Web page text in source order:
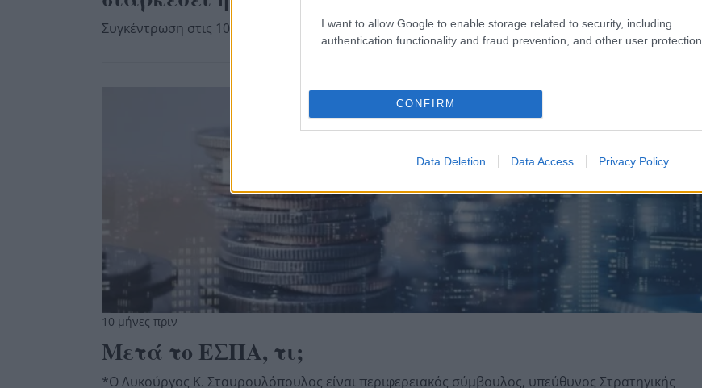
I want to allow Google to enable storage related to security, including
authentication functionality and fraud prevention, and other user protection.
CONFIRM
Data Deletion Data Access Privacy Policy
Συγκέντρωση στις 10:00 στη Λεωφόρο Αθηνών με τα οχήματά τους.
10 μήνες πριν
Μετά το ΕΣΠΑ, τι;
*Ο Λυκούργος Κ. Σταυρουλόπουλος είναι περιφερειακός σύμβουλος, υπεύθυνος Στρατηγικής